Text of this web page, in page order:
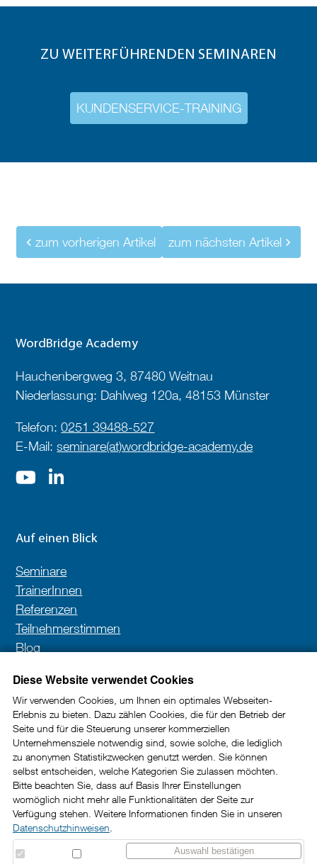
Diese Website verwendet Cookies
Wir verwenden Cookies, um Ihnen ein optimales Webseiten-
Erlebnis zu bieten. Dazu zählen Cookies, die für den Betrieb der
Seite und für die Steuerung unserer kommerziellen
Unternehmensziele notwendig sind, sowie solche, die lediglich
zu anonymen Statistikzwecken genutzt werden. Sie können
selbst entscheiden, welche Kategorien Sie zulassen möchten.
Bitte beachten Sie, dass auf Basis Ihrer Einstellungen
womöglich nicht mehr alle Funktionalitäten der Seite zur
Verfügung stehen. Weitere Informationen finden Sie in unseren
Datenschutzhinweisen
Auswahl bestätigen
ZU WEITERFÜHRENDEN SEMINAREN
KUNDENSERVICE-TRAINING
zum vorherigen Artikel zum nächsten Artikel
WordBridge Academy
Hauchenbergweg 3, 87480 Weitnau
Niederlassung: Dahlweg 120a, 48153 Münster
Telefon:0251 39488-527
E-Mail:seminare(at)wordbridge-academy.de
Auf einen Blick
Seminare
TrainerInnen
Referenzen
Teilnehmerstimmen
Blog
Newsletter
In unserem Newsletter erhalten Sie wertvolle Impulse
und Tipps rund um die Kundenkommunikation im
B2B-Bereich.